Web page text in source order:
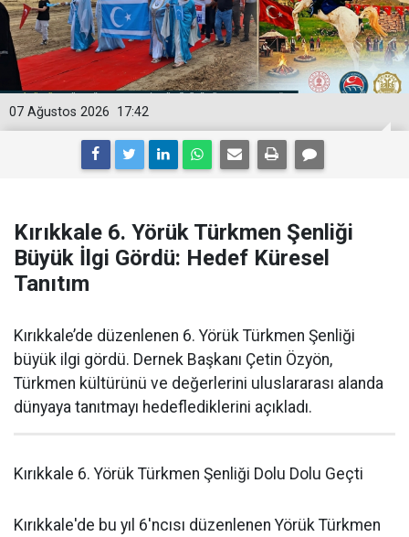
17:42
07 Ağustos 2026
Kırıkkale 6. Yörük Türkmen Şenliği
Büyük İlgi Gördü: Hedef Küresel
Tanıtım
Kırıkkale’de düzenlenen 6. Yörük Türkmen Şenliği
büyük ilgi gördü. Dernek Başkanı Çetin Özyön,
Türkmen kültürünü ve değerlerini uluslararası alanda
dünyaya tanıtmayı hedeflediklerini açıkladı.
Kırıkkale 6. Yörük Türkmen Şenliği Dolu Dolu Geçti
Kırıkkale'de bu yıl 6'ncısı düzenlenen Yörük Türkmen